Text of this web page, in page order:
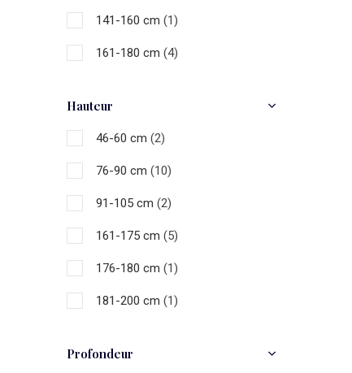
141-160 cm (1)
161-180 cm (4)
Hauteur
46-60 cm (2)
76-90 cm (10)
91-105 cm (2)
161-175 cm (5)
176-180 cm (1)
181-200 cm (1)
Profondeur